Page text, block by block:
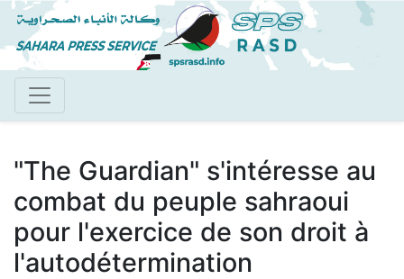
Aller
au
contenu
"The Guardian" s'intéresse au
combat du peuple sahraoui
pour l'exercice de son droit à
l'autodétermination